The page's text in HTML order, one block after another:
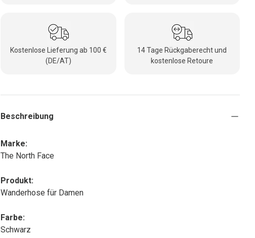
Kostenlose Lieferung ab 100 €
(DE/AT)
14 Tage Rückgaberecht und
kostenlose Retoure
Beschreibung
Marke:
The North Face
Produkt:
Wanderhose für Damen
Farbe:
Schwarz